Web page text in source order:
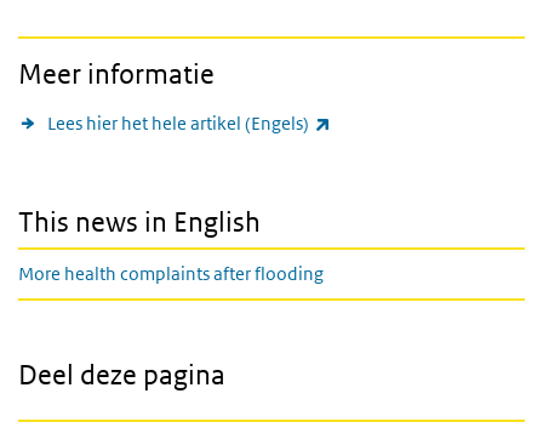
Meer informatie
Lees hier het hele artikel (Engels)
This news in English
More health complaints after flooding
Deel deze pagina